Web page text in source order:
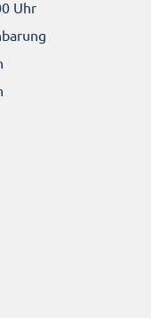
Uhr